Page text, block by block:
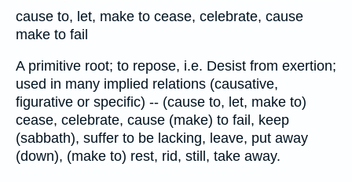
cause to, let, make to cease, celebrate, cause
make to fail
A primitive root; to repose, i.e. Desist from exertion;
used in many implied relations (causative,
figurative or specific) -- (cause to, let, make to)
cease, celebrate, cause (make) to fail, keep
(sabbath), suffer to be lacking, leave, put away
(down), (make to) rest, rid, still, take away.